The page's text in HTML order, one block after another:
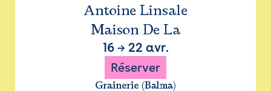
Antoine Linsale
Maison De La
16→ 22 avr.
Réserver
Grainerie (Balma)